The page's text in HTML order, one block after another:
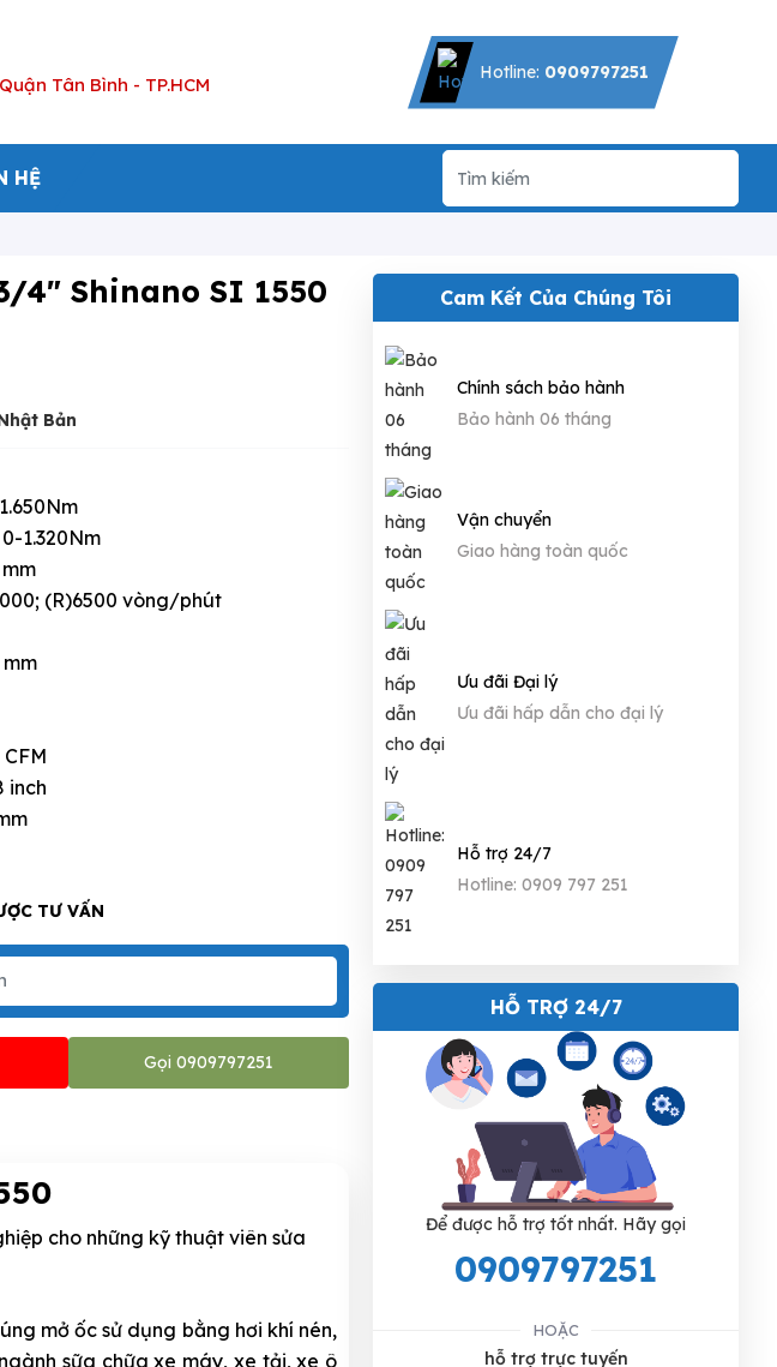
Tân Bình - TP.HCM
Hotline: 0909797251
HỆ
4" Shinano SI 1550
Bản
1.320Nm
(R)6500 vòng/phút
inch
TƯ VẤN
Gọi 0909797251
cho những kỹ thuật viên sửa
mở ốc sử dụng bằng hơi khí nén,
sữa chữa xe máy, xe tải, xe ô
Cam Kết Của Chúng Tôi
Chính sách bảo hành
Bảo hành 06 tháng
Vận chuyển
Giao hàng toàn quốc
Ưu đãi Đại lý
Ưu đãi hấp dẫn cho đại lý
Hỗ trợ 24/7
Hotline: 0909 797 251
HỖ TRỢ 24/7
Để được hỗ trợ tốt nhất. Hãy gọi
0909797251
HOẶC
hỗ trợ trực tuyến